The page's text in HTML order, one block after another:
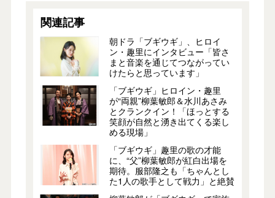
関連記事
朝ドラ「ブギウギ」、ヒロイ
ン・趣里にインタビュー「皆さ
まと音楽を通じてつながってい
けたらと思っています」
「ブギウギ」ヒロイン・趣里
が“両親”柳葉敏郎＆水川あさみ
とクランクイン！「ほっとする
笑顔が自然と湧き出てくる楽し
める現場」
「ブギウギ」趣里の歌の才能
に、“父”柳葉敏郎が紅白出場を
期待。服部隆之も「ちゃんとし
た1人の歌手として戦力」と絶賛